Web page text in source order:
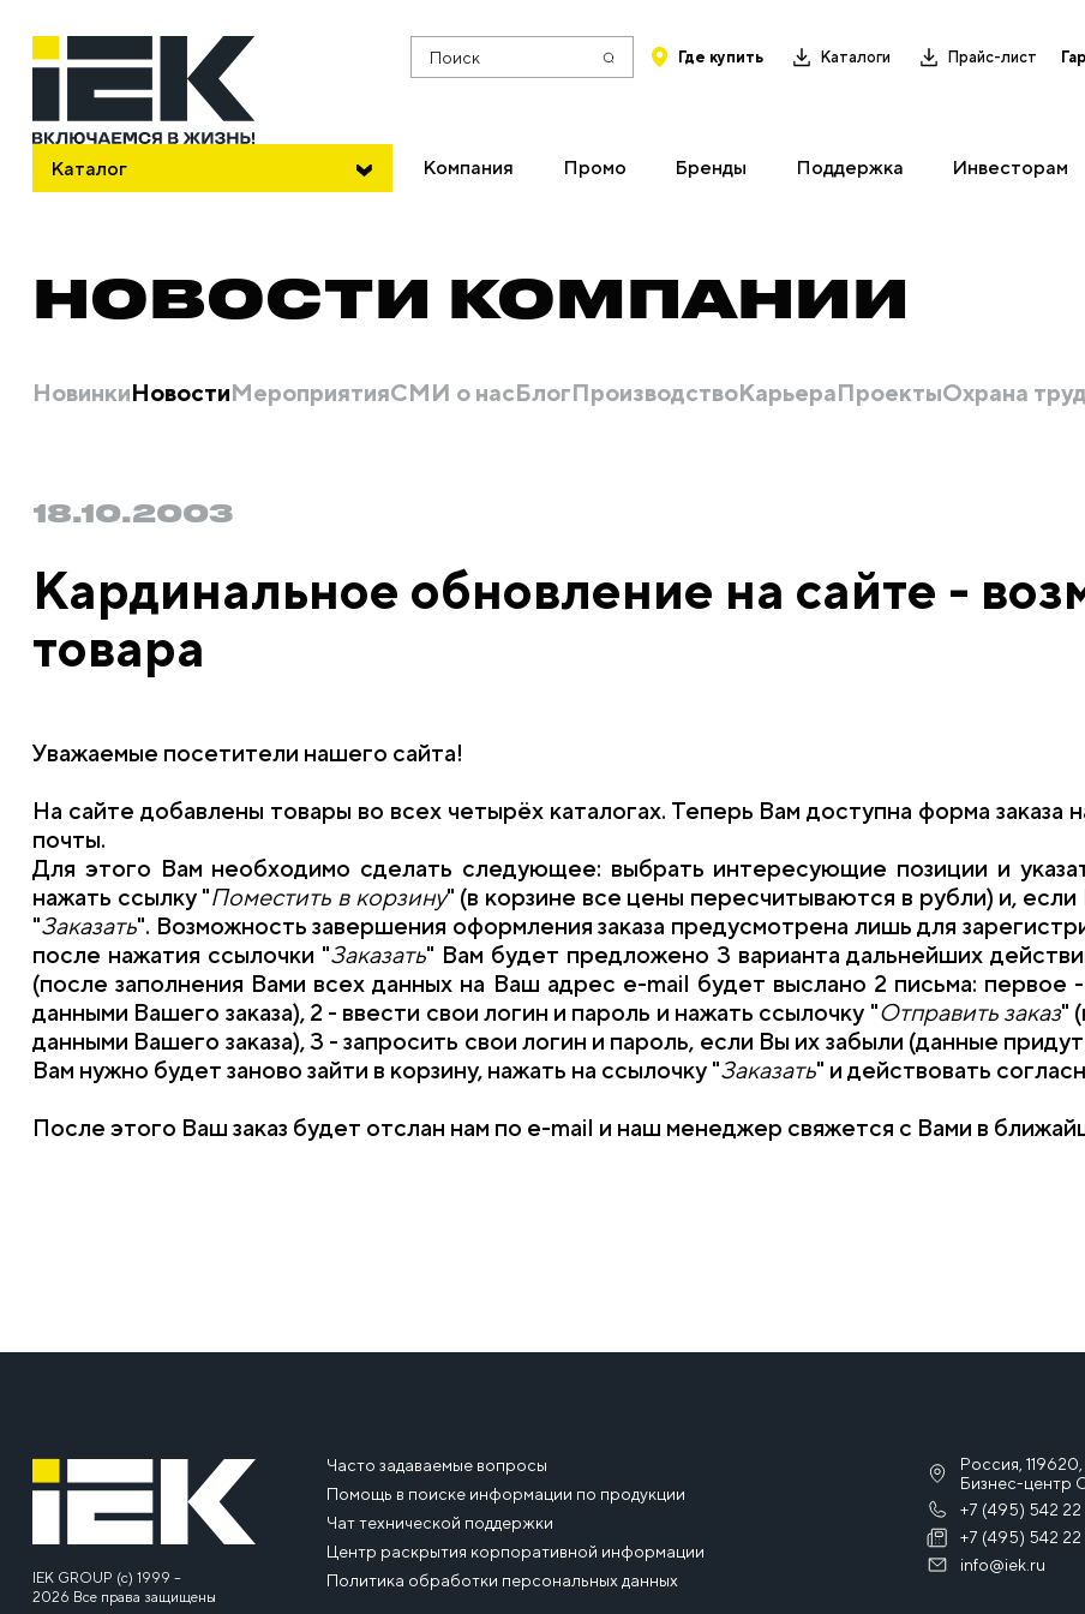
Каталог
Поиск Где купить Каталоги Прайс-лист
Компания Промо Бренды Поддержка Инвесторам
НОВОСТИ КОМПАНИИ
НовинкиНовостиМероприятияСМИ о насБлогПроизводствоКарьераПроектыОхрана
18.10.2003
Кардинальное обновление на сайте -
товара
Уважаемые посетители нашего сайта!
На сайте добавлены товары во всех четырёх каталогах. Теперь Вам доступна форма
почты.
Для этого Вам необходимо сделать следующее: выбрать интересующие позиции и
нажать ссылку "Поместить в корзину" (в корзине все цены пересчитываются в рубли) и,
"Заказать". Возможность завершения оформления заказа предусмотрена лишь для
после нажатия ссылочки "Заказать" Вам будет предложено 3 варианта дальнейших
(после заполнения Вами всех данных на Ваш адрес e-mail будет выслано 2 письма:
данными Вашего заказа), 2 - ввести свои логин и пароль и нажать ссылочку "Отправить заказ"
данными Вашего заказа), 3 - запросить свои логин и пароль, если Вы их забыли (данные
Вам нужно будет заново зайти в корзину, нажать на ссылочку "Заказать" и действовать
После этого Ваш заказ будет отслан нам по e-mail и наш менеджер свяжется с Вами в
IEK GROUP (c) 1999 –
2026 Все права защищены
Часто задаваемые вопросы
Помощь в поиске информации по продукции
Чат технической поддержки
Центр раскрытия корпоративной информации
Политика обработки персональных данных
Россия,
Бизнес-центр
+7 (495) 542 22
+7 (495) 542 22
info@iek.ru